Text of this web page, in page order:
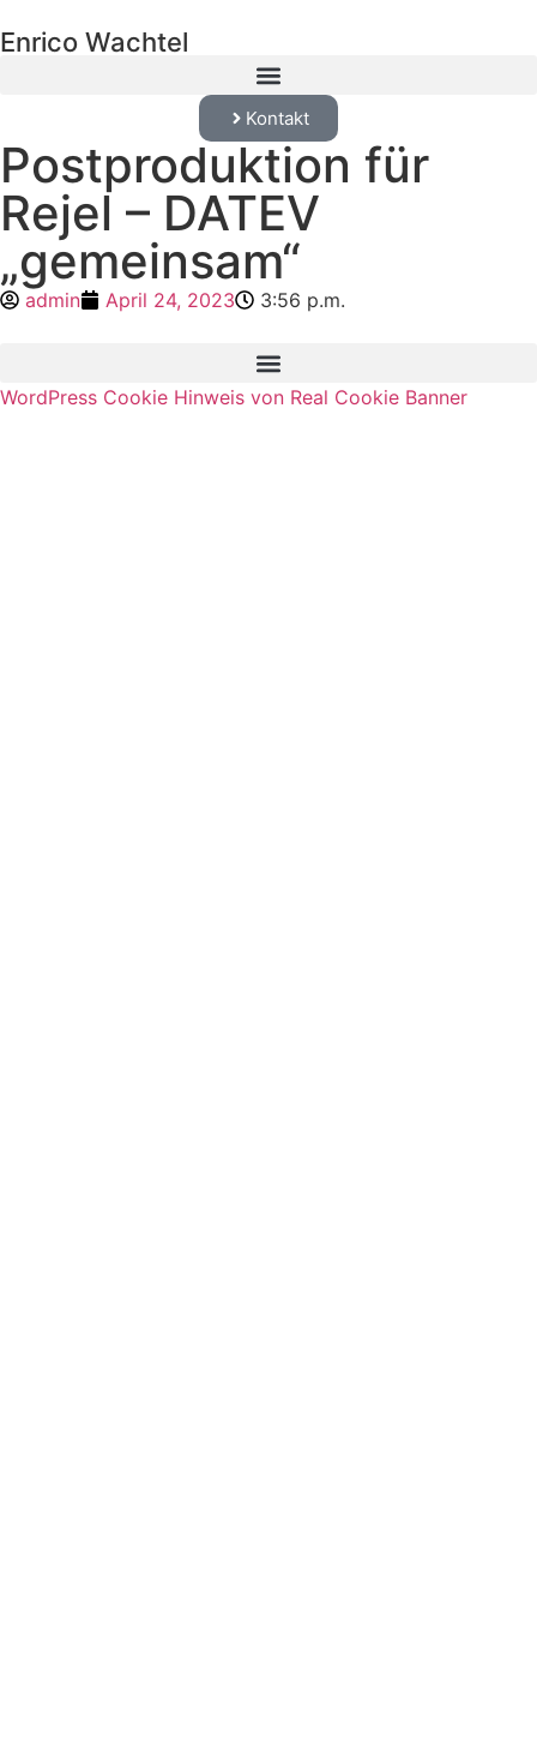
Enrico Wachtel
Kontakt
Postproduktion für
Rejel – DATEV
„gemeinsam“
admin April 24, 2023 3:56 p.m.
WordPress Cookie Hinweis von Real Cookie Banner